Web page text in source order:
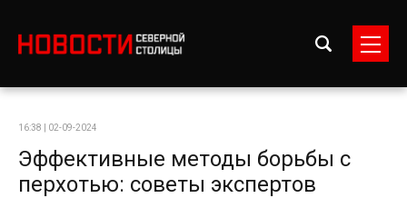
16:38 | 02-09-2024
Эффективные методы борьбы с
перхотью: советы экспертов